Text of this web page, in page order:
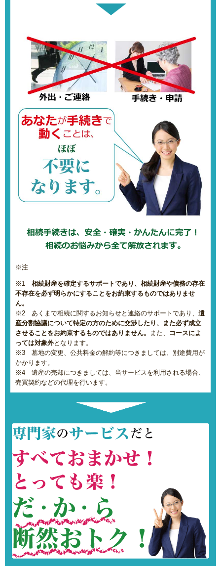
※注
※1相続財産を確定するサポートであり、相続財産や債務の存在
不存在を必ず明らかにすることをお約束するものではありませ
ん。
※2 あくまで相続に関するお知らせと連絡のサポートであり、遺
産分割協議について特定の方のために交渉したり、また必ず成立
させることをお約束するものではありません。
また、
コースによ
っては対象外となります。
※3 墓地の変更、公共料金の解約等につきましては、別途費用が
かかります。
※4 遺産の売却につきましては、当サービスを利用される場合、
売買契約などの代理を行います。